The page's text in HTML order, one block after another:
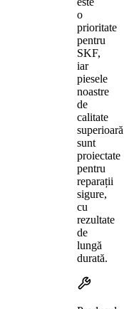
o
prioritate
pentru
SKF,
iar
piesele
noastre
de
calitate
superioară
sunt
proiectate
pentru
reparații
sigure,
cu
rezultate
de
lungă
durată.